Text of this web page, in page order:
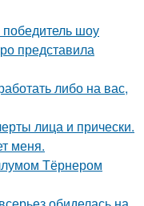
шоу
представила
либо на вас,
лица и прически.
меня.
Тёрнером